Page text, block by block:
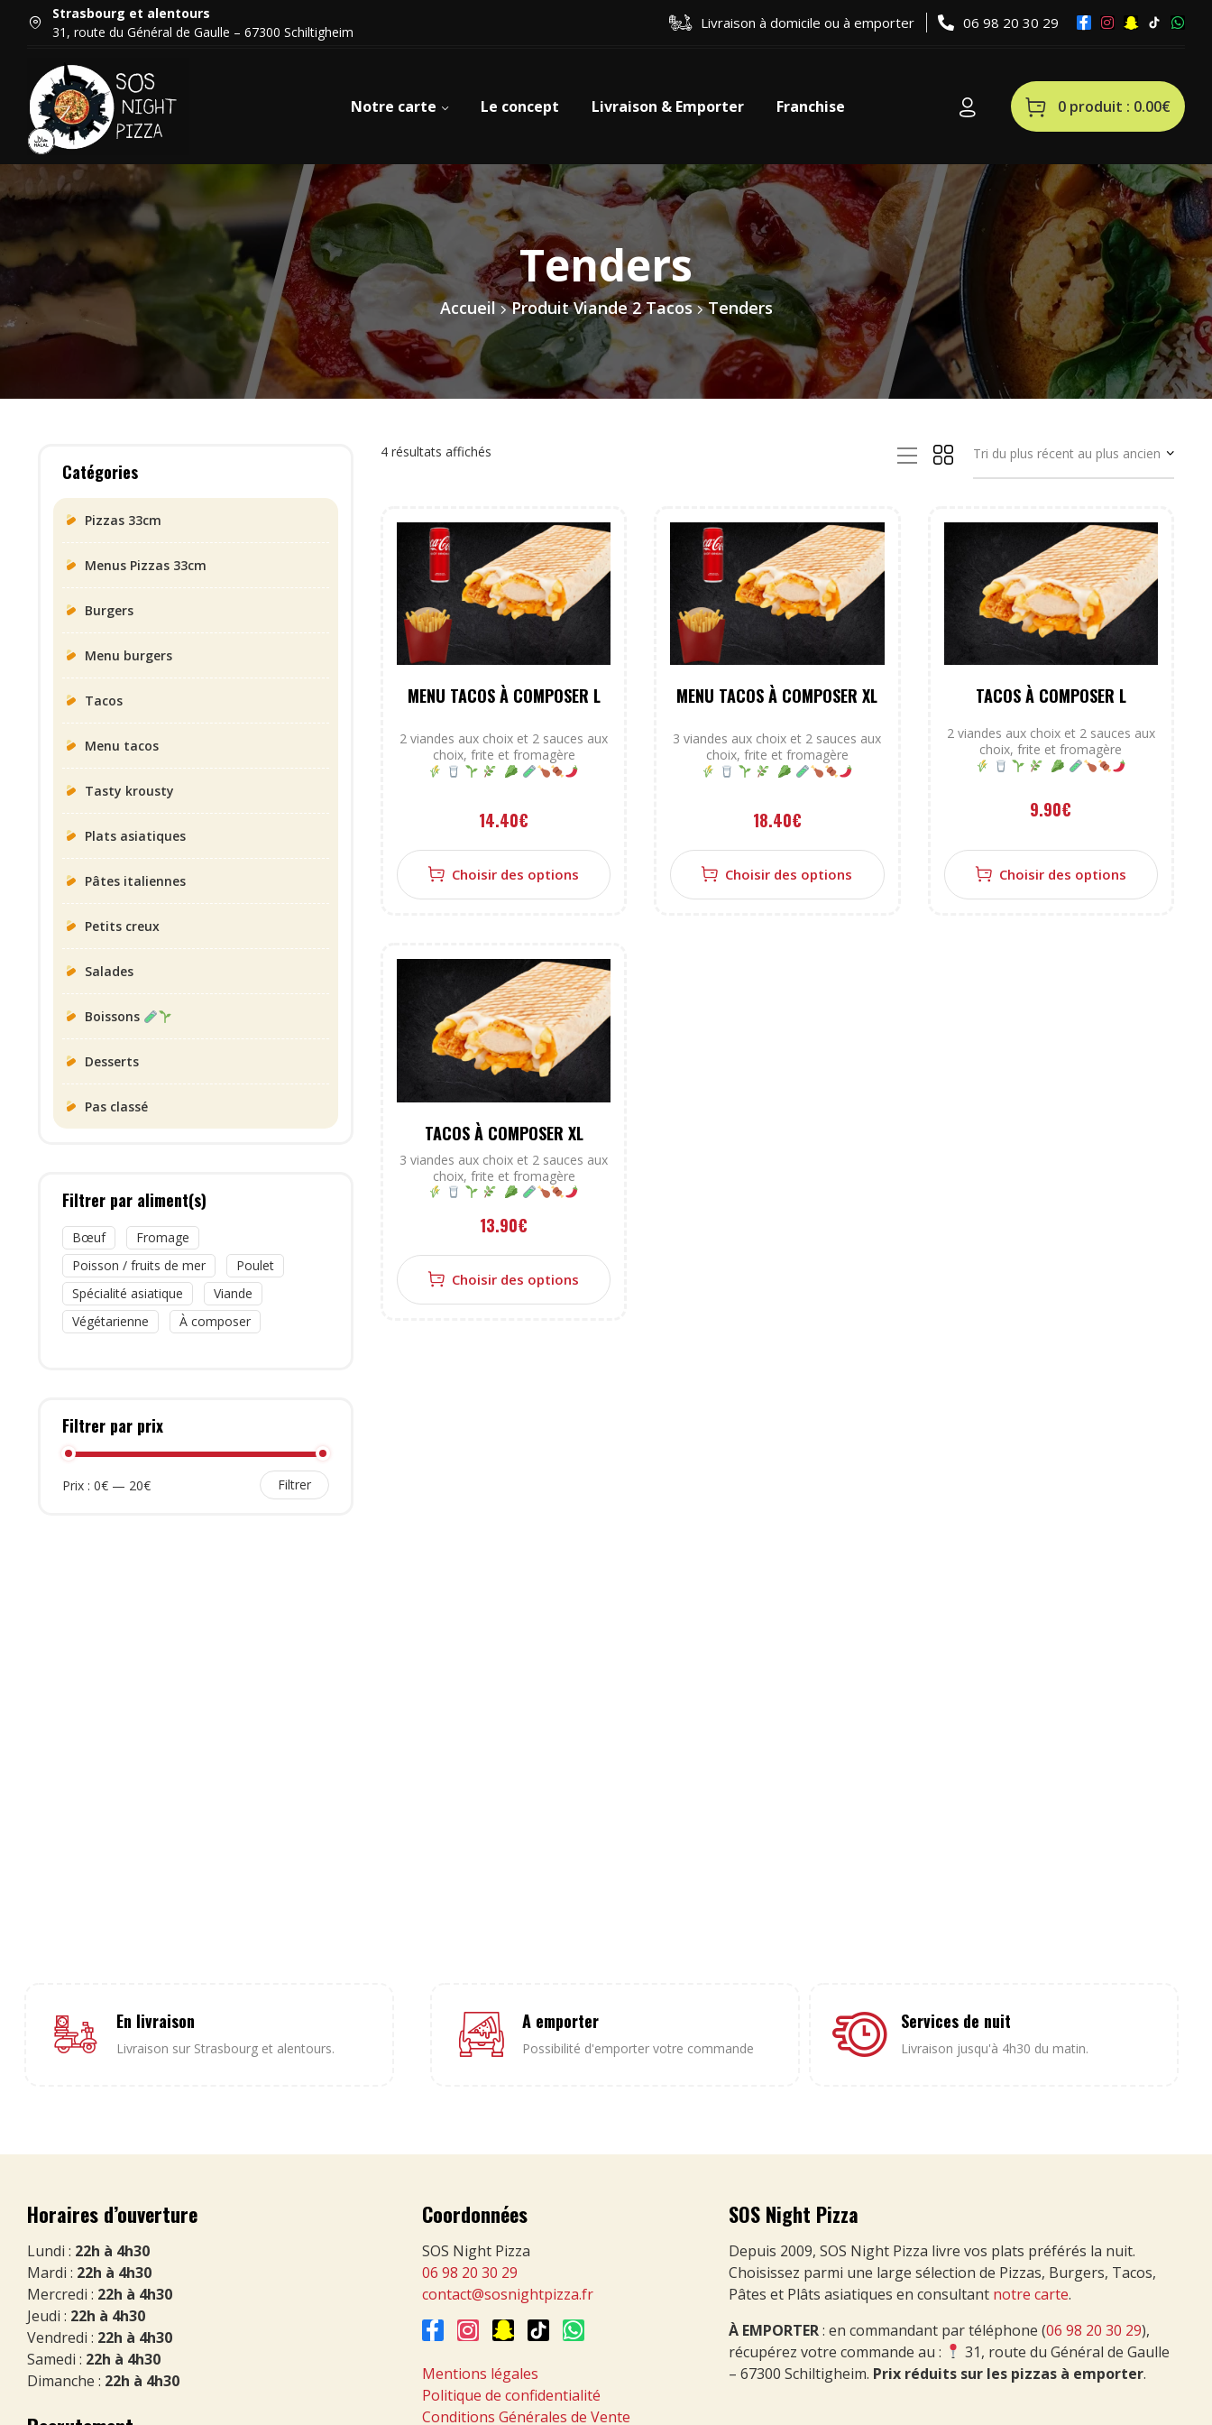
Strasbourg et alentours
31, route du Général de Gaulle – 67300 Schiltigheim
Livraison à domicile ou à emporter 06 98 20 30 29
Notre carte Le concept Livraison & Emporter Franchise 0 produit : 0.00€
Tenders
Accueil Produit Viande 2 Tacos Tenders
4 résultats affichés
MENU TACOS À COMPOSER L
2 viandes aux choix et 2 sauces aux
choix, frite et fromagère
14.40€
Choisir des options
MENU TACOS À COMPOSER XL
3 viandes aux choix et 2 sauces aux
choix, frite et fromagère
18.40€
Choisir des options
TACOS À COMPOSER L
2 viandes aux choix et 2 sauces aux
choix, frite et fromagère
9.90€
Choisir des options
TACOS À COMPOSER XL
3 viandes aux choix et 2 sauces aux
choix, frite et fromagère
13.90€
Choisir des options
Catégories
Pizzas 33cm
Menus Pizzas 33cm
Burgers
Menu burgers
Tacos
Menu tacos
Tasty krousty
Plats asiatiques
Pâtes italiennes
Petits creux
Salades
Boissons
Desserts
Pas classé
Filtrer par aliment(s)
Bœuf
Fromage
Poisson / fruits de mer
Poulet
Spécialité asiatique
Viande
Végétarienne
À composer
Filtrer par prix
Filtrer
Prix : 0€ — 20€
En livraison
Livraison sur Strasbourg et alentours.
A emporter
Possibilité d'emporter votre commande
Services de nuit
Livraison jusqu'à 4h30 du matin.
Horaires d’ouverture
Lundi : 22h à 4h30
Mardi : 22h à 4h30
Mercredi : 22h à 4h30
Jeudi : 22h à 4h30
Vendredi : 22h à 4h30
Samedi : 22h à 4h30
Dimanche : 22h à 4h30
Coordonnées
SOS Night Pizza
06 98 20 30 29
contact@sosnightpizza.fr
Mentions légales
Politique de confidentialité
Conditions Générales de Vente
SOS Night Pizza
Depuis 2009, SOS Night Pizza livre vos plats préférés la nuit.
Choisissez parmi une large sélection de Pizzas, Burgers, Tacos,
Pâtes et Plâts asiatiques en consultant notre carte.
À EMPORTER: en commandant par téléphone (06 98 20 30 29),
récupérez votre commande au :
31, route du Général de Gaulle
– 67300 Schiltigheim. Prix réduits sur les pizzas à emporter.